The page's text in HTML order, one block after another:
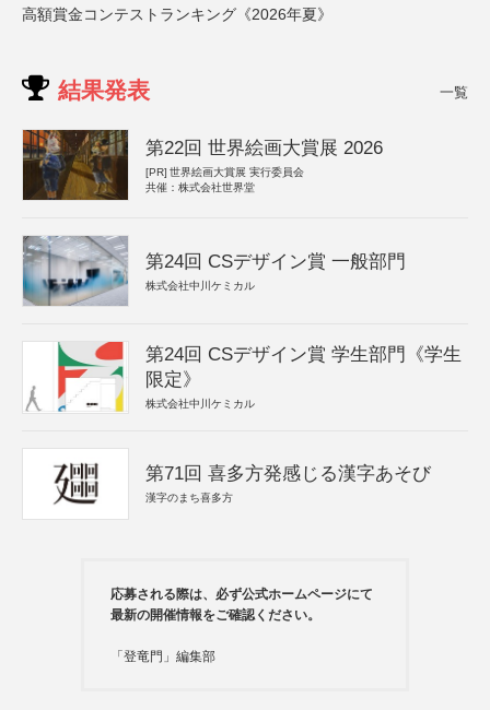
高額賞金コンテストランキング《2026年夏》
結果発表 一覧
第22回 世界絵画大賞展 2026
[PR] 世界絵画大賞展 実行委員会
共催：株式会社世界堂
第24回 CSデザイン賞 一般部門
株式会社中川ケミカル
第24回 CSデザイン賞 学生部門《学生
限定》
株式会社中川ケミカル
第71回 喜多方発感じる漢字あそび
漢字のまち喜多方
応募される際は、必ず公式ホームページにて
最新の開催情報をご確認ください。
「登竜門」編集部